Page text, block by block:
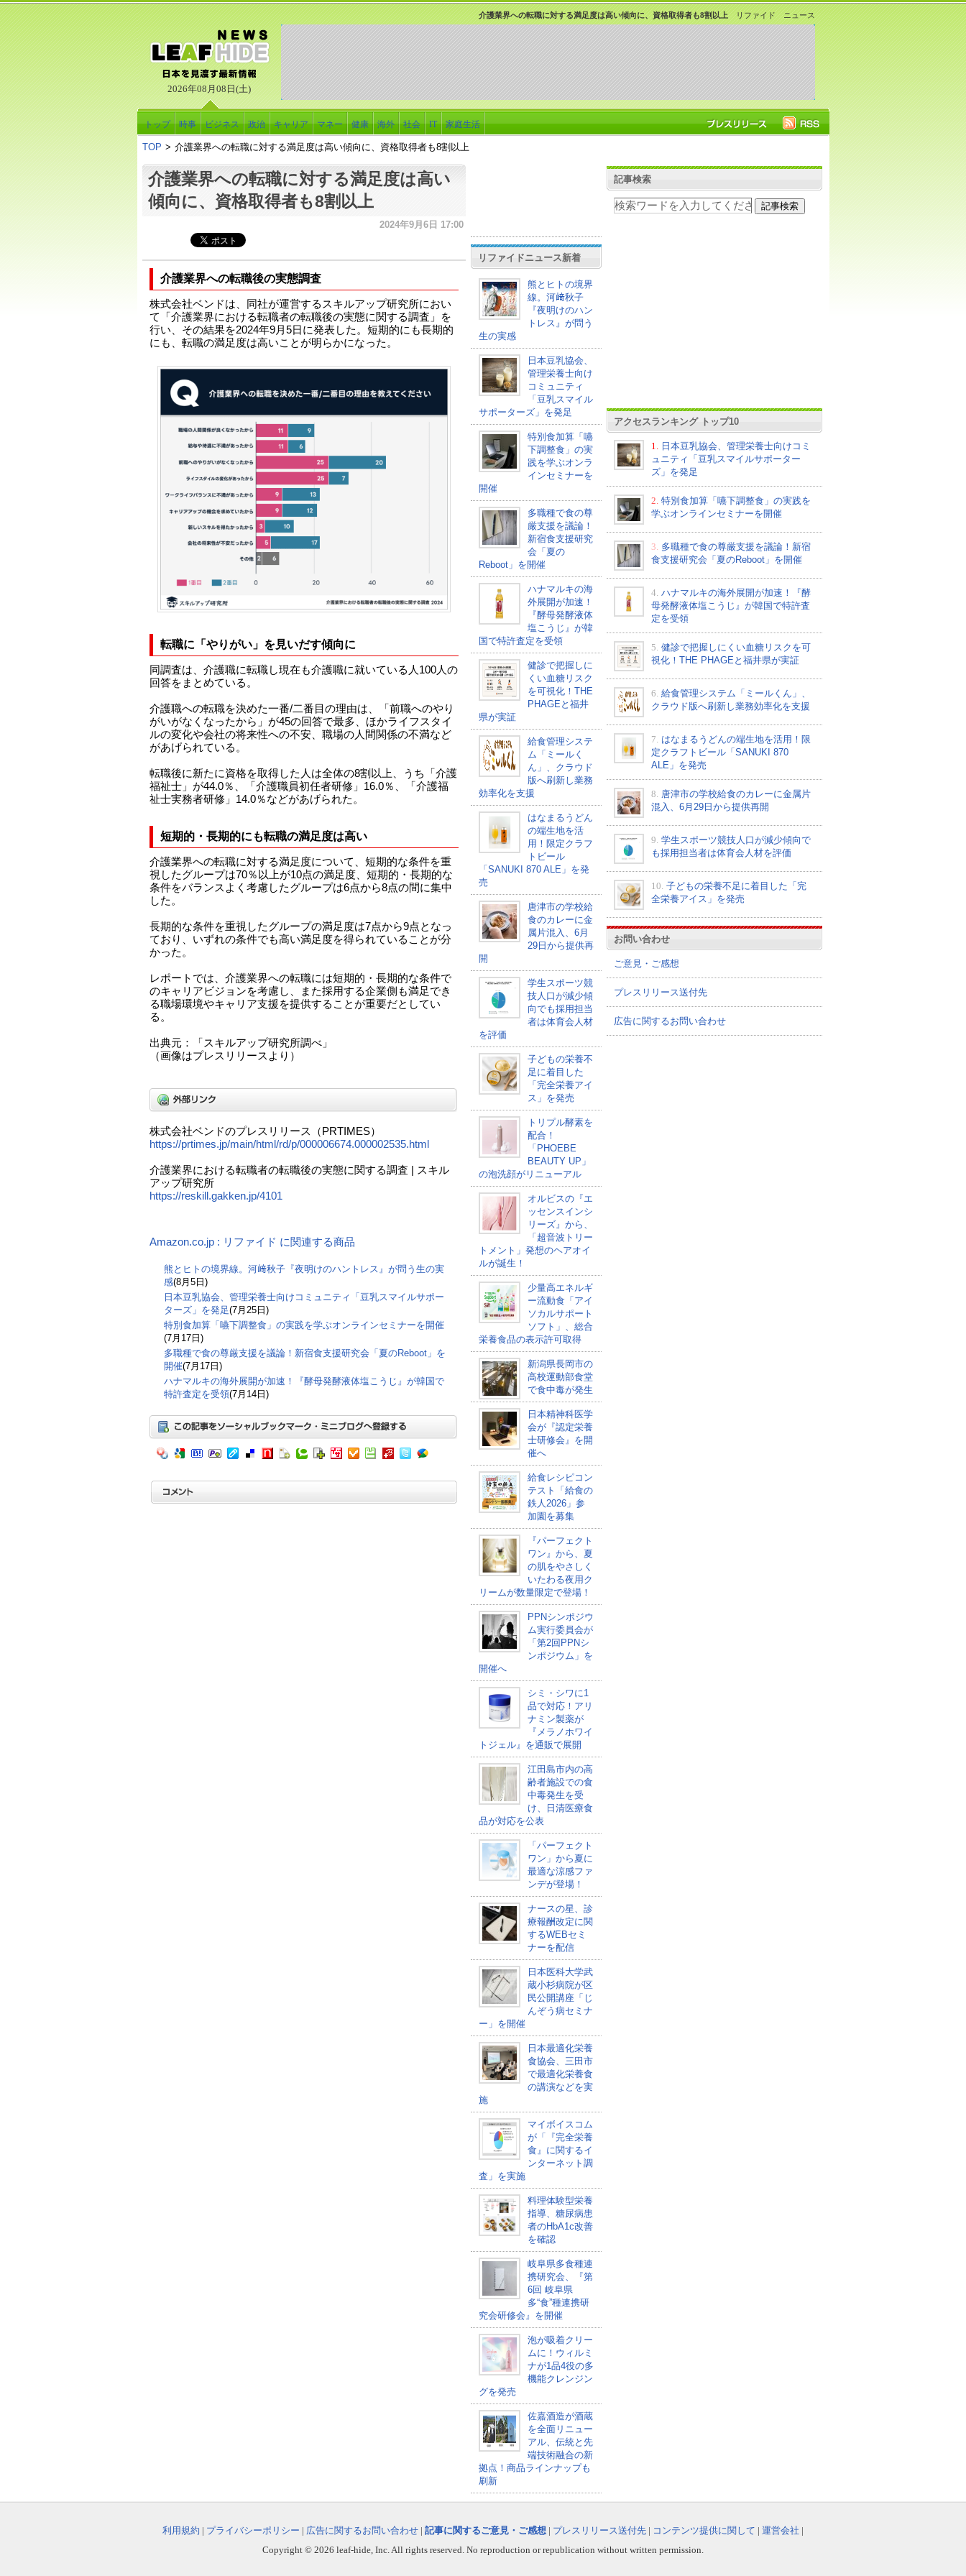
2026年08月08日(土)
リファイド ニュース
介護業界への転職に対する満足度は高い傾向に、資格取得者も8割以上
トップ 時事 ビジネス 政治 キャリア マネー 健康 海外 社会 IT 家庭生活
TOP > 介護業界への転職に対する満足度は高い傾向に、資格取得者も8割以上
介護業界への転職に対する満足度は高い
傾向に、資格取得者も8割以上
2024年9月6日 17:00
介護業界への転職後の実態調査
株式会社ベンドは、同社が運営するスキルアップ研究所におい
て「介護業界における転職者の転職後の実態に関する調査」を
行い、その結果を2024年9月5日に発表した。短期的にも長期的
にも、転職の満足度は高いことが明らかになった。
転職に「やりがい」を見いだす傾向に
同調査は、介護職に転職し現在も介護職に就いている人100人の
回答をまとめている。
介護職への転職を決めた一番/二番目の理由は、「前職へのやり
がいがなくなったから」が45の回答で最多、ほかライフスタイ
ルの変化や会社の将来性への不安、職場の人間関係の不満など
があげられている。
転職後に新たに資格を取得した人は全体の8割以上、うち「介護
福祉士」が44.0％、「介護職員初任者研修」16.0％、「介護福
祉士実務者研修」14.0％などがあげられた。
短期的・長期的にも転職の満足度は高い
介護業界への転職に対する満足度について、短期的な条件を重
視したグループは70％以上が10点の満足度、短期的・長期的な
条件をバランスよく考慮したグループは6点から8点の間に集中
した。
長期的な条件を重視したグループの満足度は7点から9点となっ
ており、いずれの条件でも高い満足度を得られていることが分
かった。
レポートでは、介護業界への転職には短期的・長期的な条件で
のキャリアビジョンを考慮し、また採用する企業側も満足でき
る職場環境やキャリア支援を提供することが重要だとしてい
る。
出典元：「スキルアップ研究所調べ」
（画像はプレスリリースより）
株式会社ベンドのプレスリリース（PRTIMES）
https://prtimes.jp/main/html/rd/p/000006674.000002535.html
介護業界における転職者の転職後の実態に関する調査 | スキル
アップ研究所
https://reskill.gakken.jp/4101
Amazon.co.jp : リファイド に関連する商品
熊とヒトの境界線。河﨑秋子『夜明けのハントレス』が問う生の実
感(8月5日)
日本豆乳協会、管理栄養士向けコミュニティ「豆乳スマイルサポー
ターズ」を発足(7月25日)
特別食加算「嚥下調整食」の実践を学ぶオンラインセミナーを開催
(7月17日)
多職種で食の尊厳支援を議論！新宿食支援研究会「夏のReboot」を
開催(7月17日)
ハナマルキの海外展開が加速！『酵母発酵液体塩こうじ』が韓国で
特許査定を受領(7月14日)
リファイドニュース新着
熊とヒトの境界
線。河﨑秋子
『夜明けのハン
トレス』が問う
生の実感
日本豆乳協会、
管理栄養士向け
コミュニティ
「豆乳スマイル
サポーターズ」を発足
特別食加算「嚥
下調整食」の実
践を学ぶオンラ
インセミナーを
開催
多職種で食の尊
厳支援を議論！
新宿食支援研究
会「夏の
Reboot」を開催
ハナマルキの海
外展開が加速！
『酵母発酵液体
塩こうじ』が韓
国で特許査定を受領
健診で把握しに
くい血糖リスク
を可視化！THE
PHAGEと福井
県が実証
給食管理システ
ム「ミールく
ん」、クラウド
版へ刷新し業務
効率化を支援
はなまるうどん
の端生地を活
用！限定クラフ
トビール
「SANUKI 870 ALE」を発
売
唐津市の学校給
食のカレーに金
属片混入、6月
29日から提供再
開
学生スポーツ競
技人口が減少傾
向でも採用担当
者は体育会人材
を評価
子どもの栄養不
足に着目した
「完全栄養アイ
ス」を発売
トリプル酵素を
配合！
「PHOEBE
BEAUTY UP」
の泡洗顔がリニューアル
オルビスの『エ
ッセンスインシ
リーズ』から、
「超音波トリー
トメント」発想のヘアオイ
ルが誕生！
少量高エネルギ
ー流動食「アイ
ソカルサポート
ソフト」、総合
栄養食品の表示許可取得
新潟県長岡市の
高校運動部食堂
で食中毒が発生
日本精神科医学
会が『認定栄養
士研修会』を開
催へ
給食レシピコン
テスト「給食の
鉄人2026」参
加園を募集
『パーフェクト
ワン』から、夏
の肌をやさしく
いたわる夜用ク
リームが数量限定で登場！
PPNシンポジウ
ム実行委員会が
「第2回PPNシ
ンポジウム」を
開催へ
シミ・シワに1
品で対応！アリ
ナミン製薬が
『メラノホワイ
トジェル』を通販で展開
江田島市内の高
齢者施設での食
中毒発生を受
け、日清医療食
品が対応を公表
「パーフェクト
ワン」から夏に
最適な涼感ファ
ンデが登場！
ナースの星、診
療報酬改定に関
するWEBセミ
ナーを配信
日本医科大学武
蔵小杉病院が区
民公開講座「じ
んぞう病セミナ
ー」を開催
日本最適化栄養
食協会、三田市
で最適化栄養食
の講演などを実
施
マイボイスコム
が「『完全栄養
食』に関するイ
ンターネット調
査」を実施
料理体験型栄養
指導、糖尿病患
者のHbA1c改善
を確認
岐阜県多食種連
携研究会、『第
6回 岐阜県
多“食”種連携研
究会研修会』を開催
泡が吸着クリー
ムに！ウィルミ
ナが1品4役の多
機能クレンジン
グを発売
佐嘉酒造が酒蔵
を全面リニュー
アル、伝統と先
端技術融合の新
拠点！商品ラインナップも
刷新
記事検索
アクセスランキング トップ10
1.
日本豆乳協会、管理栄養士向けコミ
ュニティ「豆乳スマイルサポーター
ズ」を発足
2. 特別食加算「嚥下調整食」の実践を
学ぶオンラインセミナーを開催
3. 多職種で食の尊厳支援を議論！新宿
食支援研究会「夏のReboot」を開催
4. ハナマルキの海外展開が加速！『酵
母発酵液体塩こうじ』が韓国で特許査
定を受領
5. 健診で把握しにくい血糖リスクを可
視化！THE PHAGEと福井県が実証
6. 給食管理システム「ミールくん」、
クラウド版へ刷新し業務効率化を支援
7. はなまるうどんの端生地を活用！限
定クラフトビール「SANUKI 870
ALE」を発売
8. 唐津市の学校給食のカレーに金属片
混入、6月29日から提供再開
9. 学生スポーツ競技人口が減少傾向で
も採用担当者は体育会人材を評価
10. 子どもの栄養不足に着目した「完
全栄養アイス」を発売
お問い合わせ
ご意見・ご感想
プレスリリース送付先
広告に関するお問い合わせ
利用規約 | プライバシーポリシー | 広告に関するお問い合わせ | 記事に関するご意見・ご感想 | プレスリリース送付先 | コンテンツ提供に関して | 運営会社 |
Copyright © 2026 leaf-hide, Inc. All rights reserved. No reproduction or republication without written permission.